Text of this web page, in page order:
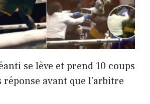
se lève et prend 10 coups
réponse avant que l'arbitre